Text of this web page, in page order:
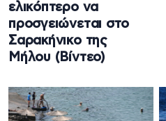
ελικόπτερο να
προσγειώνεται στο
Σαρακήνικο της
Μήλου (Βίντεο)